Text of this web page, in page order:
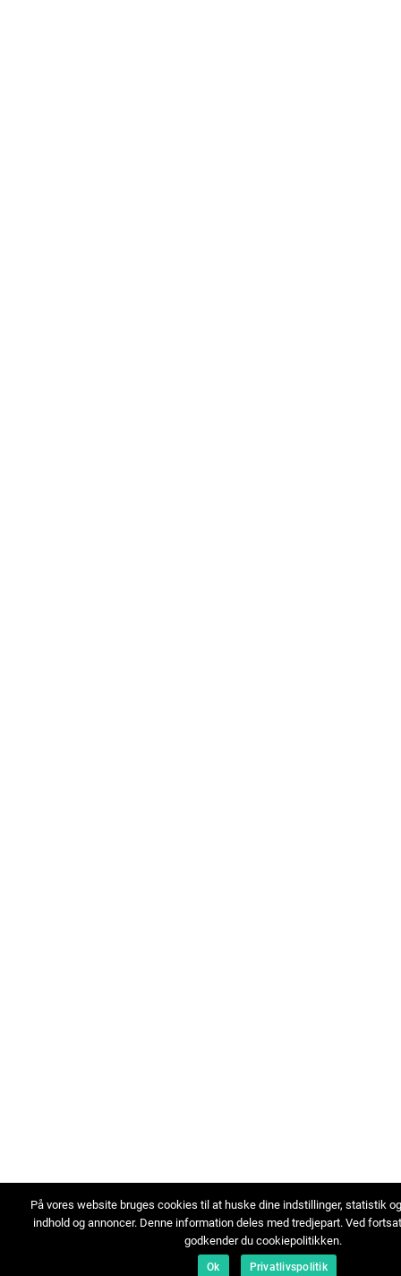
På vores website bruges cookies til at huske dine indstillinger, statistik
indhold og annoncer. Denne information deles med tredjepart. Ved
godkender du cookiepolitikken.
Ok Privatlivspolitik